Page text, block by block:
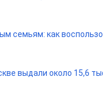
семьям: как
выдали около 15,6